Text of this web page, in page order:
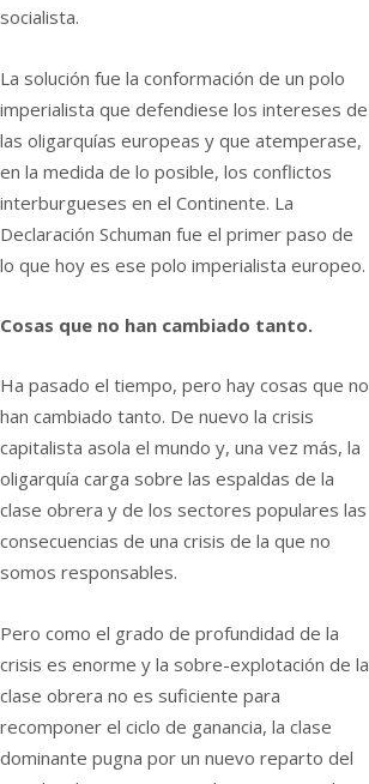
socialista.
La solución fue la conformación de un polo
imperialista que defendiese los intereses de
las oligarquías europeas y que atemperase,
en la medida de lo posible, los conflictos
interburgueses en el Continente. La
Declaración Schuman fue el primer paso de
lo que hoy es ese polo imperialista europeo.
Cosas que no han cambiado tanto.
Ha pasado el tiempo, pero hay cosas que no
han cambiado tanto. De nuevo la crisis
capitalista asola el mundo y, una vez más, la
oligarquía carga sobre las espaldas de la
clase obrera y de los sectores populares las
consecuencias de una crisis de la que no
somos responsables.
Pero como el grado de profundidad de la
crisis es enorme y la sobre-explotación de la
clase obrera no es suficiente para
recomponer el ciclo de ganancia, la clase
dominante pugna por un nuevo reparto del